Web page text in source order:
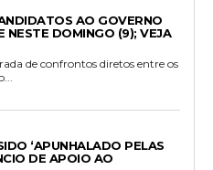
AO GOVERNO
NESTE DOMINGO (9); VEJA
de confrontos diretos entre os
‘APUNHALADO PELAS
DE APOIO AO